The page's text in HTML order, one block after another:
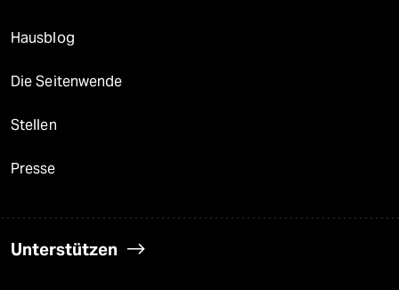
Hausblog
Die Seitenwende
Stellen
Presse
Unterstützen